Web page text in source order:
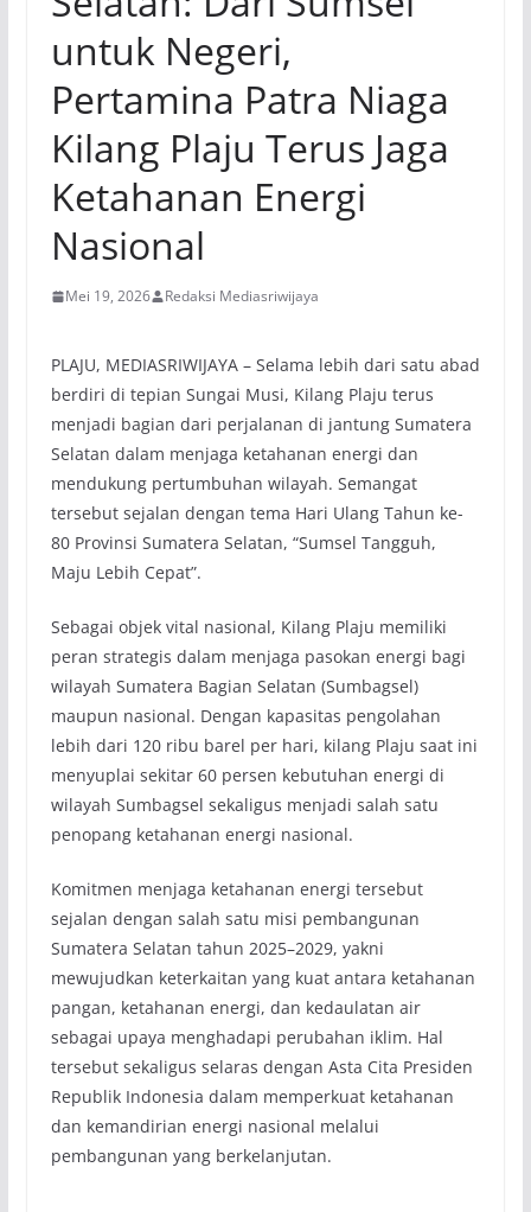
untuk Negeri,
Pertamina Patra Niaga
Kilang Plaju Terus Jaga
Ketahanan Energi
Nasional
Mei 19, 2026 Redaksi Mediasriwijaya
PLAJU, MEDIASRIWIJAYA – Selama lebih dari satu abad
berdiri di tepian Sungai Musi, Kilang Plaju terus
menjadi bagian dari perjalanan di jantung Sumatera
Selatan dalam menjaga ketahanan energi dan
mendukung pertumbuhan wilayah. Semangat
tersebut sejalan dengan tema Hari Ulang Tahun ke-
80 Provinsi Sumatera Selatan, “Sumsel Tangguh,
Maju Lebih Cepat”.
Sebagai objek vital nasional, Kilang Plaju memiliki
peran strategis dalam menjaga pasokan energi bagi
wilayah Sumatera Bagian Selatan (Sumbagsel)
maupun nasional. Dengan kapasitas pengolahan
lebih dari 120 ribu barel per hari, kilang Plaju saat ini
menyuplai sekitar 60 persen kebutuhan energi di
wilayah Sumbagsel sekaligus menjadi salah satu
penopang ketahanan energi nasional.
Komitmen menjaga ketahanan energi tersebut
sejalan dengan salah satu misi pembangunan
Sumatera Selatan tahun 2025–2029, yakni
mewujudkan keterkaitan yang kuat antara ketahanan
pangan, ketahanan energi, dan kedaulatan air
sebagai upaya menghadapi perubahan iklim. Hal
tersebut sekaligus selaras dengan Asta Cita Presiden
Republik Indonesia dalam memperkuat ketahanan
dan kemandirian energi nasional melalui
pembangunan yang berkelanjutan.